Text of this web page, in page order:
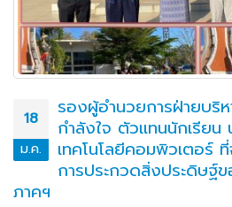
18
ม.ค.
รองผู้อำนวยการฝ่ายบริห
กำลังใจ ตัวแทนนักเรีย
เทคโนโลยีคอมพิวเตอร์ ที่
การประกวดสิ่งประดิษฐ์
ภาคฯ